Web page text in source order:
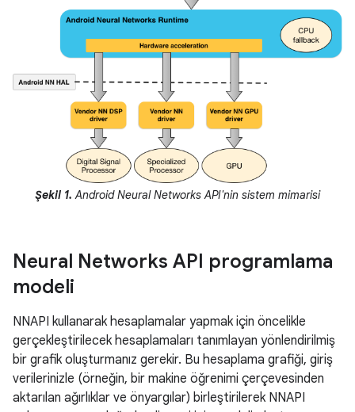
Şekil 1. Android Neural Networks API'nin sistem mimarisi
Neural Networks API programlama
modeli
NNAPI kullanarak hesaplamalar yapmak için öncelikle
gerçekleştirilecek hesaplamaları tanımlayan yönlendirilmiş
bir grafik oluşturmanız gerekir. Bu hesaplama grafiği, giriş
verilerinizle (örneğin, bir makine öğrenimi çerçevesinden
aktarılan ağırlıklar ve önyargılar) birleştirilerek NNAPI